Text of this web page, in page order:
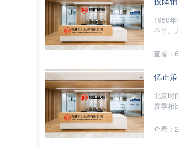
1950
不平。
查看：
亿正
北京时
赛季相
查看：